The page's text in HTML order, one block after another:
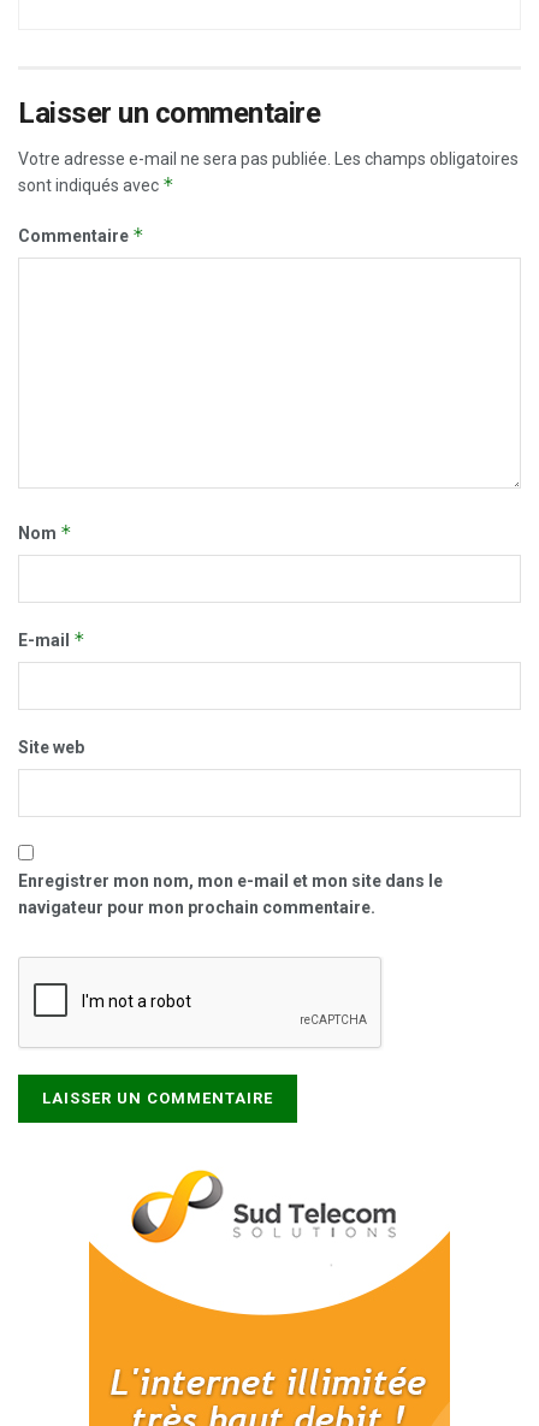
Laisser un commentaire
Votre adresse e-mail ne sera pas publiée.
Les champs obligatoires
sont indiqués avec *
Commentaire *
Nom *
E-mail *
Site web
Enregistrer mon nom, mon e-mail et mon site dans le
navigateur pour mon prochain commentaire.